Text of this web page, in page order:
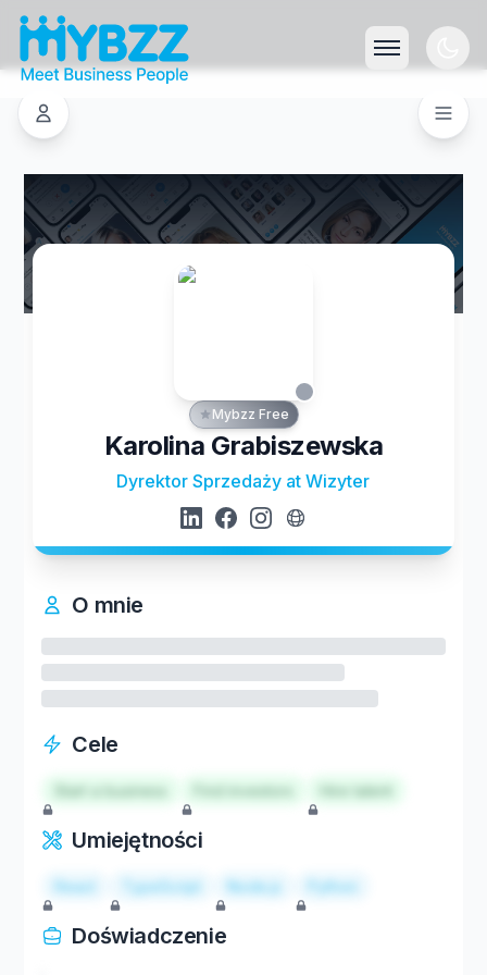
Mybzz Free
Karolina Grabiszewska
Dyrektor Sprzedaży at Wizyter
O mnie
Cele
Start a business Hire talent
Umiejętności
React TypeScript Node.js Python
Doświadczenie